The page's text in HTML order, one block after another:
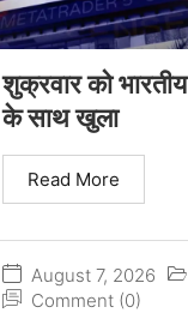
शुक्रवार को
के साथ खुला
August 7, 2026
Comment (0)
Read More